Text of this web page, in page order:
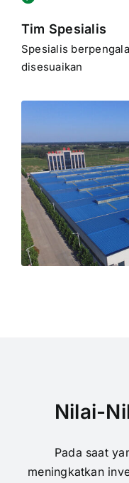
Tim Spesialis
Spesialis
disesuaikan
Nilai-
Pada saat
meningkatkan